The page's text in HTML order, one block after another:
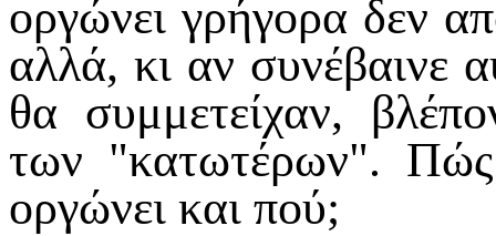
οργώνει γρήγορα δεν
αλλά, κι αν συνέβαινε
θα συμμετείχαν,
των "κατωτέρων".
οργώνει και πού;